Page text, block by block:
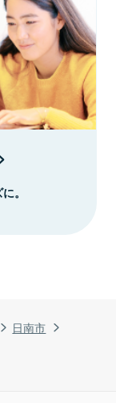
日南市
。